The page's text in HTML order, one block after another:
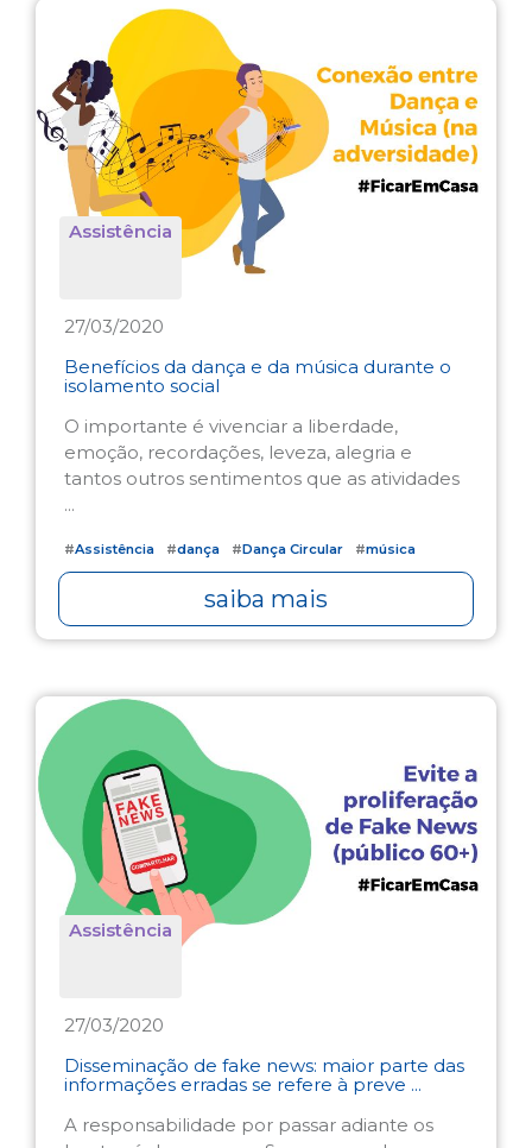
Assistência
27/03/2020
Benefícios da dança e da música durante o
isolamento social
O importante é vivenciar a liberdade,
emoção, recordações, leveza, alegria e
tantos outros sentimentos que as atividades
...
#Assistência #dança #Dança Circular #música
saiba mais
Assistência
27/03/2020
Disseminação de fake news: maior parte das
informações erradas se refere à preve ...
A responsabilidade por passar adiante os